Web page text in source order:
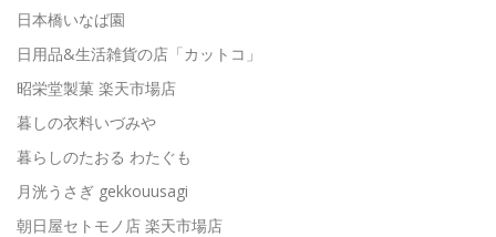
日本橋いなば園
日用品&生活雑貨の店「カットコ」
昭栄堂製菓 楽天市場店
暮しの衣料いづみや
暮らしのたおる わたぐも
月洸うさぎ gekkouusagi
朝日屋セトモノ店 楽天市場店